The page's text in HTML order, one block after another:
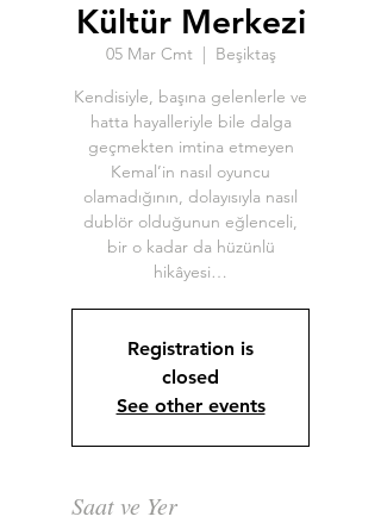
Kültür Merkezi
05 Mar Cmt
  |
Beşiktaş
Kendisiyle, başına gelenlerle ve
hatta hayalleriyle bile dalga
geçmekten imtina etmeyen
Kemal’in nasıl oyuncu
olamadığının, dolayısıyla nasıl
dublör olduğunun eğlenceli,
bir o kadar da hüzünlü
hikâyesi…
Registration is
closed
See other events
Saat ve Yer